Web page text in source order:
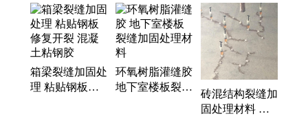
固砂浆、起砂处理剂、道钉锚固剂、聚合物修补砂
浆、灌浆树脂、粘钢胶、植筋胶、混凝土界面剂、混
凝土表面增强剂、支座砂浆、重力砂浆、水泥混凝土
修补料、高强聚合物砂浆、环氧树脂灌缝胶、碳纤维
布、环氧修补砂浆、水泥地面修补施工、支座灌浆
料、道路修补料、混凝土路面修补施工、碳纤维浸渍
箱梁裂缝加固处
理 粘贴钢板修
环氧树脂灌缝胶
地下室楼板裂缝
砖混结构裂缝加
固处理材料 高